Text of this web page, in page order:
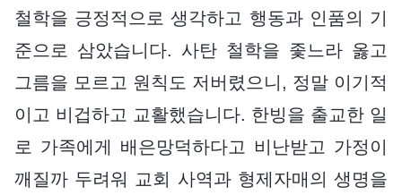
철학을 긍정적으로 생각하고 행동과 인품의 기
준으로 삼았습니다. 사탄 철학을 좇느라 옳고
그름을 모르고 원칙도 저버렸으니, 정말 이기적
이고 비겁하고 교활했습니다. 한빙을 출교한 일
로 가족에게 배은망덕하다고 비난받고 가정이
깨질까 두려워 교회 사역과 형제자매의 생명을